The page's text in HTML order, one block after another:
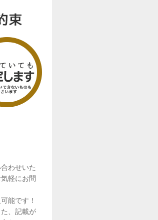
わせいた
軽にお問
能です！
、記載が